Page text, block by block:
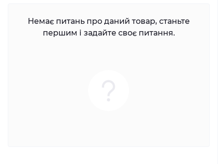
Немає питань про даний товар, станьте
першим і задайте своє питання.